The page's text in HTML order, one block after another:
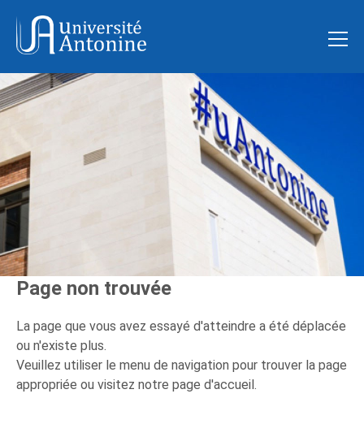
Page non trouvée
La page que vous avez essayé d'atteindre a été déplacée
ou n'existe plus.
Veuillez utiliser le menu de navigation pour trouver la page
appropriée ou visitez notre page d'accueil.